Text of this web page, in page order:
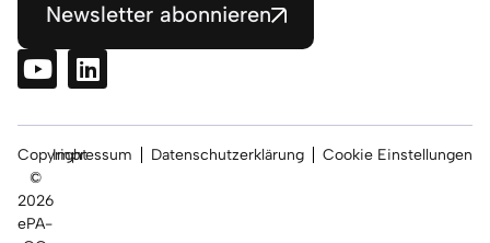
Newsletter abonnieren
Copyright
©
2026
ePA-
Impressum Datenschutzerklärung Cookie Einstellungen